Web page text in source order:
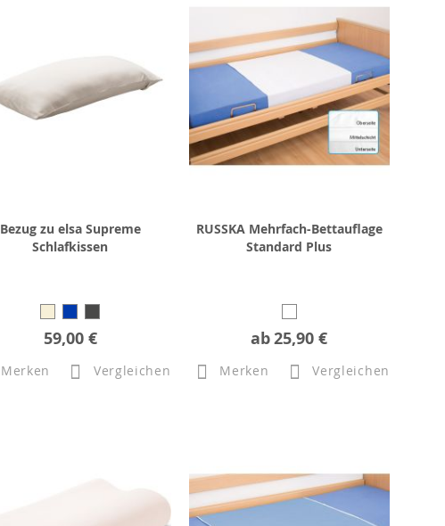
Bezug zu elsa Supreme
Schlafkissen
59,00 €
Merken Vergleichen
RUSSKA Mehrfach-Bettauflage
Standard Plus
ab25,90 €
Merken Vergleichen